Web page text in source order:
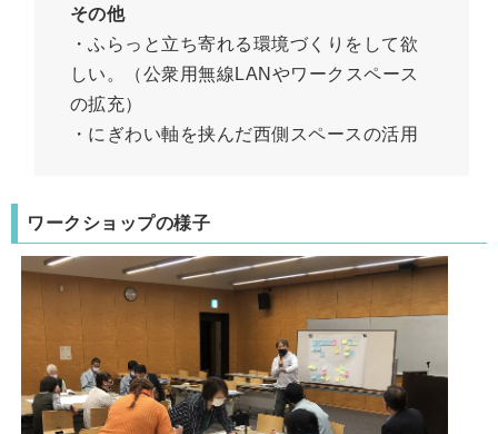
その他
・ふらっと立ち寄れる環境づくりをして欲
しい。（公衆用無線LANやワークスペース
の拡充）
・にぎわい軸を挟んだ西側スペースの活用
ワークショップの様子